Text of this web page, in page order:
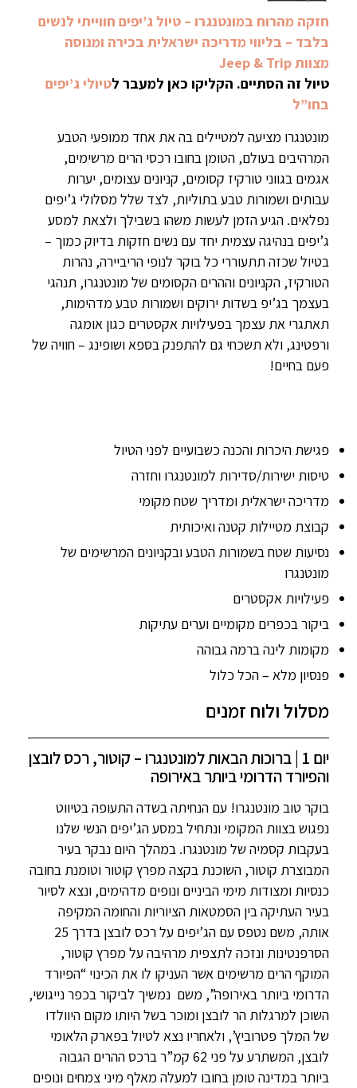
חזקה מהרוח במונטנגרו – טיול ג’יפים חווייתי לנשים
בלבד – בליווי מדריכה ישראלית בכירה ומנוסה
מצוות Jeep & Trip
טיול זה הסתיים. הקליקו כאן למעבר לטיולי ג’יפים
בחו”ל
מונטנגרו מציעה למטיילים בה את אחד ממופעי הטבע
המרהיבים בעולם, הטומן בחובו רכסי הרים מרשימים,
אגמים בגווני טורקיז קסומים, קניונים עצומים, יערות
עבותים ושמורות טבע בתוליות, לצד שלל מסלולי ג’יפים
נפלאים. הגיע הזמן לעשות משהו בשבילך ולצאת למסע
ג’יפים בנהיגה עצמית יחד עם נשים חזקות בדיוק כמוך –
בטיול שכזה תתעוררי כל בוקר לנופי הריביירה, נהרות
הטורקיז, הקניונים וההרים הקסומים של מונטנגרו, תנהגי
בעצמך בג’יפ בשדות ירוקים ושמורות טבע מדהימות,
תאתגרי את עצמך בפעילויות אקסטרים כגון אומגה
ורפטינג, ולא תשכחי גם להתפנק בספא ושופינג – חוויה של
פעם בחיים!
פגישת היכרות והכנה כשבועיים לפני הטיול
טיסות ישירות/סדירות למונטנגרו וחזרה
מדריכה ישראלית ומדריך שטח מקומי
קבוצת מטיילות קטנה ואיכותית
נסיעות שטח בשמורות הטבע ובקניונים המרשימים של
מונטנגרו
פעילויות אקסטרים
ביקור בכפרים מקומיים וערים עתיקות
מקומות לינה ברמה גבוהה
פנסיון מלא – הכל כלול
מסלול ולוח זמנים
יום 1 | ברוכות הבאות למונטנגרו – קוטור, רכס לובצן
והפיורד הדרומי ביותר באירופה
בוקר טוב מונטנגרו! עם הנחיתה בשדה התעופה בטיווט
נפגוש בצוות המקומי ונתחיל במסע הג’יפים הנשי שלנו
בעקבות קסמיה של מונטנגרו. במהלך היום נבקר בעיר
המבוצרת קוטור, השוכנת בקצה מפרץ קוטור וטומנת בחובה
כנסיות ומצודות מימי הביניים ונופים מדהימים, ונצא לסיור
בעיר העתיקה בין הסמטאות הציוריות והחומה המקיפה
אותה, משם נטפס עם הג’יפים על רכס לובצן בדרך 25
הסרפנטינות ונזכה לתצפית מרהיבה על מפרץ קוטור,
המוקף הרים מרשימים אשר העניקו לו את הכינוי “הפיורד
הדרומי ביותר באירופה”, משם נמשיך לביקור בכפר נייגושי,
השוכן למרגלות הר לובצן ומוכר בשל היותו מקום היוולדו
של המלך פטרוביץ’, ולאחריו נצא לטיול בפארק הלאומי
לובצן, המשתרע על פני 62 קמ”ר ברכס ההרים הגבוה
ביותר במדינה טומן בחובו למעלה מאלף מיני צמחים ונופים